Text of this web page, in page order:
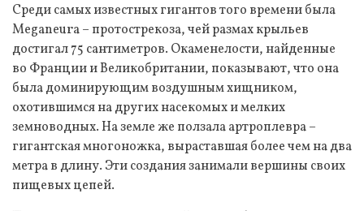
Среди самых известных гигантов того времени была
Meganeura – протострекоза, чей размах крыльев
достигал 75 сантиметров. Окаменелости, найденные
во Франции и Великобритании, показывают, что она
была доминирующим воздушным хищником,
охотившимся на других насекомых и мелких
земноводных. На земле же ползала артроплевра –
гигантская многоножка, выраставшая более чем на два
метра в длину. Эти создания занимали вершины своих
пищевых цепей.